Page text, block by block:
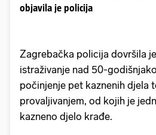
objavila je policija
Zagrebačka policija dovršila
istraživanje nad 50-
počinjenje pet kaznenih djela
provaljivanjem, od kojih je
kazneno djelo krađe.